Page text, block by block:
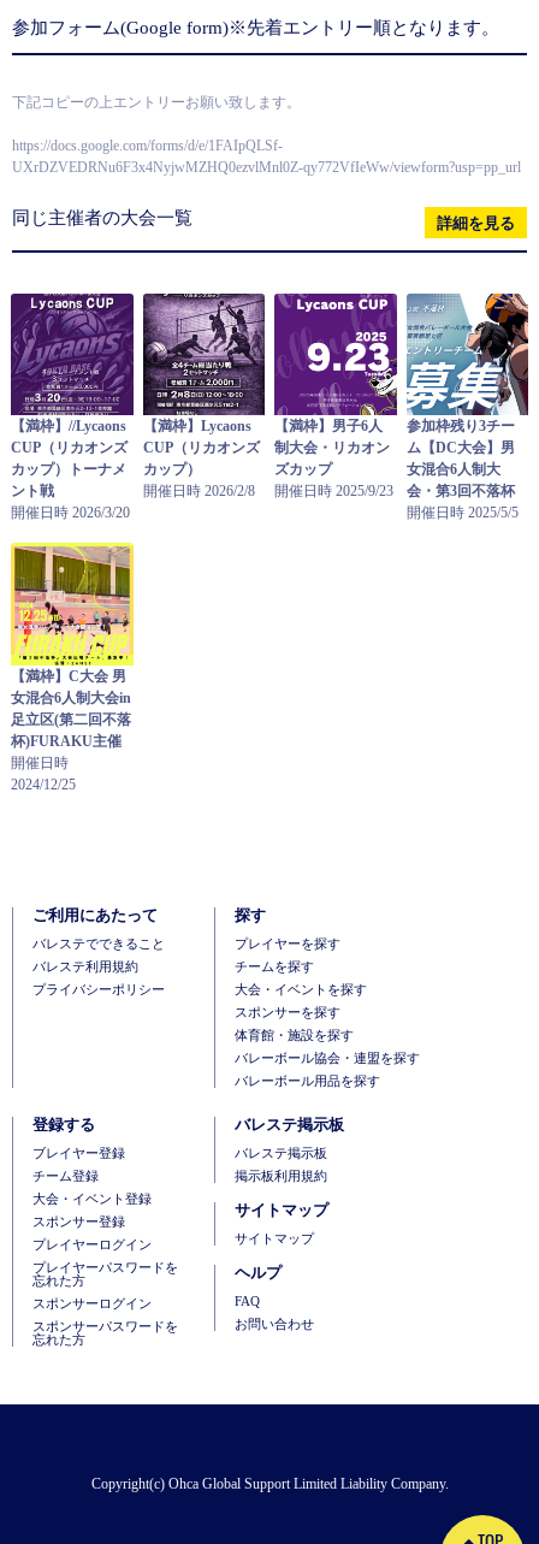
参加フォーム(Google form)※先着エントリー順となります。
下記コピーの上エントリーお願い致します。
https://docs.google.com/forms/d/e/1FAIpQLSf-
UXrDZVEDRNu6F3x4NyjwMZHQ0ezvlMnl0Z-qy772VfIeWw/viewform?usp=pp_url
同じ主催者の大会一覧 詳細を見る
【満枠】//Lycaons
CUP（リカオンズ
カップ）トーナメ
ント戦
開催日時 2026/3/20
【満枠】Lycaons
CUP（リカオンズ
カップ）
開催日時 2026/2/8
【満枠】男子6人
制大会・リカオン
ズカップ
開催日時 2025/9/23
参加枠残り3チー
ム【DC大会】男
女混合6人制大
会・第3回不落杯
開催日時 2025/5/5
【満枠】C大会 男
女混合6人制大会in
足立区(第二回不落
杯)FURAKU主催
開催日時
2024/12/25
ご利用にあたって
バレステでできること
バレステ利用規約
プライバシーポリシー
探す
プレイヤーを探す
チームを探す
大会・イベントを探す
スポンサーを探す
体育館・施設を探す
バレーボール協会・連盟を探す
バレーボール用品を探す
登録する
ブレイヤー登録
チーム登録
大会・イベント登録
スポンサー登録
プレイヤーログイン
プレイヤーパスワードを
忘れた方
スポンサーログイン
スポンサーパスワードを
忘れた方
バレステ掲示板
バレステ掲示板
掲示板利用規約
サイトマップ
サイトマップ
ヘルプ
FAQ
お問い合わせ
Copyright(c) Ohca Global Support Limited Liability Company.